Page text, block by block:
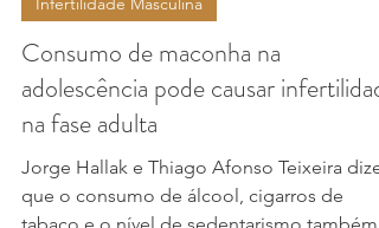
10 de out. de 2024
Infertilidade Masculina
Consumo de maconha na